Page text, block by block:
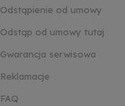
Odstąpienie od umowy
Odstąp od umowy tutaj
Gwarancja serwisowa
Reklamacje
FAQ